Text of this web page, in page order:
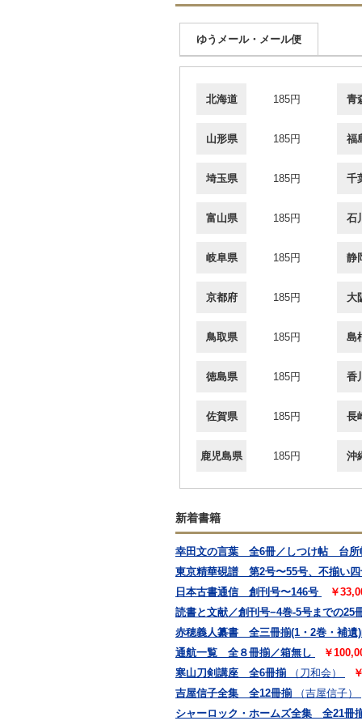
ゆうメール・メール便
北海道 185円 青
山形県 185円 福
埼玉県 185円 千
富山県 185円 石
岐阜県 185円 静
京都府 185円 大
鳥取県 185円 島
徳島県 185円 香
佐賀県 185円 長
鹿児島県 185円 沖
新着書籍
幸田文の言葉 全6冊／しつけ帖 台
東京精華硯譜 第2号〜55号、不揃い四
日本古書通信 創刊号〜146号
￥
読書と文献／創刊号−4巻-5号までの25
赤穂義人纂書 全三冊揃(1・2巻・補遺
通航一覧 全８冊揃／箱無し
￥
寒山刀剣講座 全6冊揃
（刀和会）
吉屋信子全集 全12冊揃
（吉屋信子）
シャーロック・ホームズ全集 全21冊